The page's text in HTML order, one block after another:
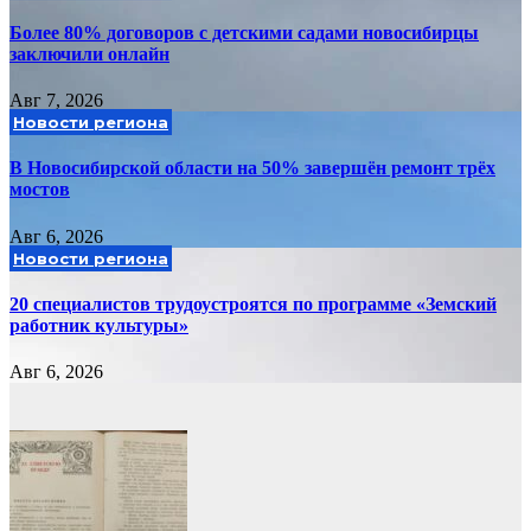
Более 80% договоров с детскими садами новосибирцы
заключили онлайн
Авг 7, 2026
Новости региона
В Новосибирской области на 50% завершён ремонт трёх
мостов
Авг 6, 2026
Новости региона
20 специалистов трудоустроятся по программе «Земский
работник культуры»
Авг 6, 2026